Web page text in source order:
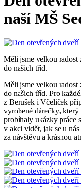
naší MŠ
Měli jsme velkou radost
do našich tříd.
Měli jsme velkou radost
do našich tříd. Pro
z Berušek i Včeliček
vyrobené dárečky, který
probíhaly ukázky práce
v akci vidět, jak se u
za návštěvu a krásnou